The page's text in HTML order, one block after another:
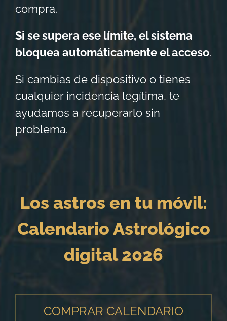
compra.
Si se supera ese límite, el sistema
bloquea automáticamente el acceso.
Si cambias de dispositivo o tienes
cualquier incidencia legítima, te
ayudamos a recuperarlo sin
problema.
Los astros en tu móvil:
Calendario Astrológico
digital 2026
COMPRAR CALENDARIO